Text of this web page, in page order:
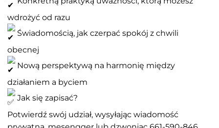
wdrożyć od razu
Świadomością, jak czerpać spokój z chwili
obecnej
Nową perspektywą na harmonię między
działaniem a byciem
Jak się zapisać?
Potwierdź swój udział, wysyłając wiadomość